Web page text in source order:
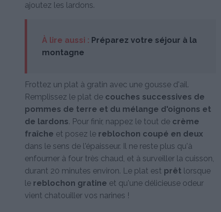
ajoutez les lardons.
À lire aussi : Préparez votre séjour à la
montagne
Frottez un plat à gratin avec une gousse d'ail.
Remplissez le plat de couches successives de
pommes de terre et du mélange d'oignons et
de lardons. Pour finir, nappez le tout de crème
fraîche et posez le reblochon coupé en deux
dans le sens de l'épaisseur. Il ne reste plus qu'à
enfourner à four très chaud, et à surveiller la cuisson,
durant 20 minutes environ. Le plat est prêt lorsque
le reblochon gratine et qu'une délicieuse odeur
vient chatouiller vos narines !